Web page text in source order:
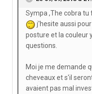
Sympa ,The cobra
j'hesite aussi
posture et la couleur
questions.
Moi je me demande
cheveaux et s'il
avaient pas mal